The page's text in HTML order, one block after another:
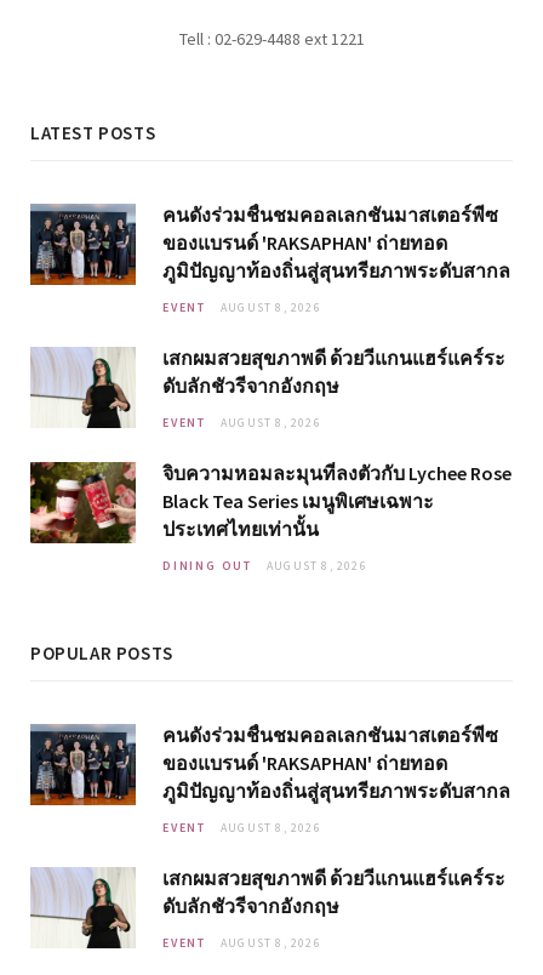
Tell : 02-629-4488 ext 1221
LATEST POSTS
คนดังร่วมชื่นชมคอลเลกชันมาสเตอร์พีซ
ของแบรนด์ 'RAKSAPHAN' ถ่ายทอด
ภูมิปัญญาท้องถิ่นสู่สุนทรียภาพระดับสากล
EVENT AUGUST 8, 2026
เสกผมสวยสุขภาพดี ด้วยวีแกนแฮร์แคร์ระ
ดับลักชัวรีจากอังกฤษ
EVENT AUGUST 8, 2026
จิบความหอมละมุนที่ลงตัวกับ Lychee Rose
Black Tea Series เมนูพิเศษเฉพาะ
ประเทศไทยเท่านั้น
DINING OUT AUGUST 8, 2026
POPULAR POSTS
คนดังร่วมชื่นชมคอลเลกชันมาสเตอร์พีซ
ของแบรนด์ 'RAKSAPHAN' ถ่ายทอด
ภูมิปัญญาท้องถิ่นสู่สุนทรียภาพระดับสากล
EVENT AUGUST 8, 2026
เสกผมสวยสุขภาพดี ด้วยวีแกนแฮร์แคร์ระ
ดับลักชัวรีจากอังกฤษ
EVENT AUGUST 8, 2026